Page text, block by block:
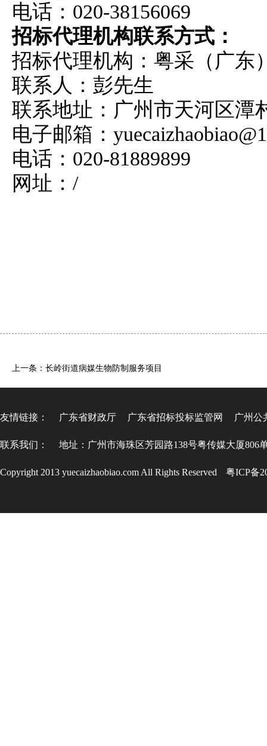
电话：020-38156069
招标代理机构联系方式：
招标代理机构：粤采（广东
联系人：彭先生
联系地址：广州市天河区潭
电子邮箱：
电话：020-81889899
网址：/
上一条：长岭街道病媒生物防制服务项目
友情链接： 广东省财政厅 广东省招标投标监管网 广州公
联系我们： 地址：广州市海珠区芳园路138号粤传媒大厦806
Copyright 2013 yuecaizhaobiao.com All Rights Reserved 粤ICP备